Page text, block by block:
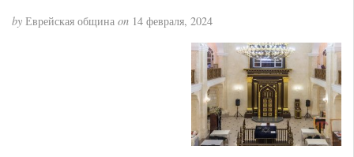
a
v
i
g
a
t
i
by Еврейская община on 14 февраля, 2024